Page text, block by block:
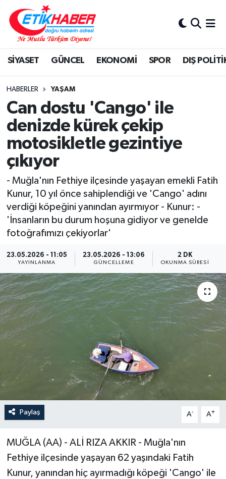
SİYASET GÜNCEL EKONOMİ SPOR DIŞ
HABERLER YAŞAM
Can dostu 'Cango' ile
denizde kürek çekip
motosikletle gezintiye
çıkıyor
- Muğla'nın Fethiye ilçesinde yaşayan emekli Fatih
Kunur, 10 yıl önce sahiplendiği ve 'Cango' adını
verdiği köpeğini yanından ayırmıyor - Kunur: -
'İnsanların bu durum hoşuna gidiyor ve genelde
fotoğrafımızı çekiyorlar'
23.05.2026 - 11:05
YAYINLANMA
23.05.2026 - 13:06
GÜNCELLEME
2 DK
OKUNMA SÜRESI
Paylaş A- A+
MUĞLA (AA) - ALİ RIZA AKKIR - Muğla'nın
Fethiye ilçesinde yaşayan 62 yaşındaki Fatih
Kunur, yanından hiç ayırmadığı köpeği 'Cango' ile
BİLİM-TEKNOLOJİ
DIŞ POLİTİKA
DÜNYA
EĞİTİM GENÇLİK
EKONOMİ
KÖŞE YAZILARI
KÜLTÜR-SANAT-MAGAZİN
MEDYA
SAĞLIK
SİYASET
SPOR
YAŞAM
Nöbetçi Eczaneler
Hava Durumu
İstanbul Namaz Vakitleri
Trafik Durumu
Süper Lig Puan Durumu ve Fikstür
Tüm Manşetler
Son Dakika Haberleri
Haber Arşivi